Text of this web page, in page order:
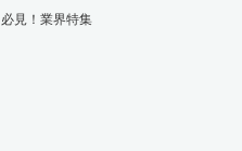
必見！業界特集